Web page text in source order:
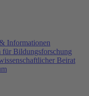
Informationen
für Bildungsforschung
Beirat